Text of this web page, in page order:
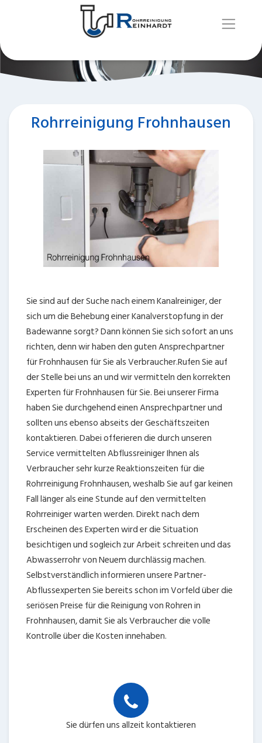
Rohrreinigung Frohnhausen
Sie sind auf der Suche nach einem Kanalreiniger, der
sich um die Behebung einer Kanalverstopfung in der
Badewanne sorgt? Dann können Sie sich sofort an uns
richten, denn wir haben den guten Ansprechpartner
für Frohnhausen für Sie als Verbraucher.Rufen Sie auf
der Stelle bei uns an und wir vermitteln den korrekten
Experten für Frohnhausen für Sie. Bei unserer Firma
haben Sie durchgehend einen Ansprechpartner und
sollten uns ebenso abseits der Geschäftszeiten
kontaktieren. Dabei offerieren die durch unseren
Service vermittelten Abflussreiniger Ihnen als
Verbraucher sehr kurze Reaktionszeiten für die
Rohrreinigung Frohnhausen, weshalb Sie auf gar keinen
Fall länger als eine Stunde auf den vermittelten
Rohrreiniger warten werden. Direkt nach dem
Erscheinen des Experten wird er die Situation
besichtigen und sogleich zur Arbeit schreiten und das
Abwasserrohr von Neuem durchlässig machen.
Selbstverständlich informieren unsere Partner-
Abflussexperten Sie bereits schon im Vorfeld über die
seriösen Preise für die Reinigung von Rohren in
Frohnhausen, damit Sie als Verbraucher die volle
Kontrolle über die Kosten innehaben.
Sie dürfen uns allzeit kontaktieren